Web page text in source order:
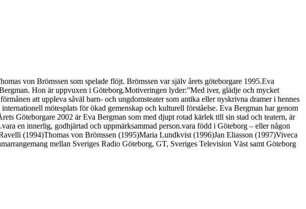
von Brömssen som spelade flöjt. Brömssen var själv årets göteborgare 1995.Eva
Hon är uppvuxen i Göteborg.Motiveringen lyder:”Med iver, glädje och mycket
att uppleva såväl barn- och ungdomsteater som antika eller nyskrivna dramer i hennes
mötesplats för ökad gemenskap och kulturell förståelse. Eva Bergman har genom
Göteborgare 2002 är Eva Bergman som med djupt rotad kärlek till sin stad och teatern, är
en innerlig, godhjärtad och uppmärksammad person.vara född i Göteborg – eller någon
(1994)Thomas von Brömssen (1995)Maria Lundkvist (1996)Jan Eliasson (1997)Viveca
mellan Sveriges Radio Göteborg, GT, Sveriges Television Väst samt Göteborg